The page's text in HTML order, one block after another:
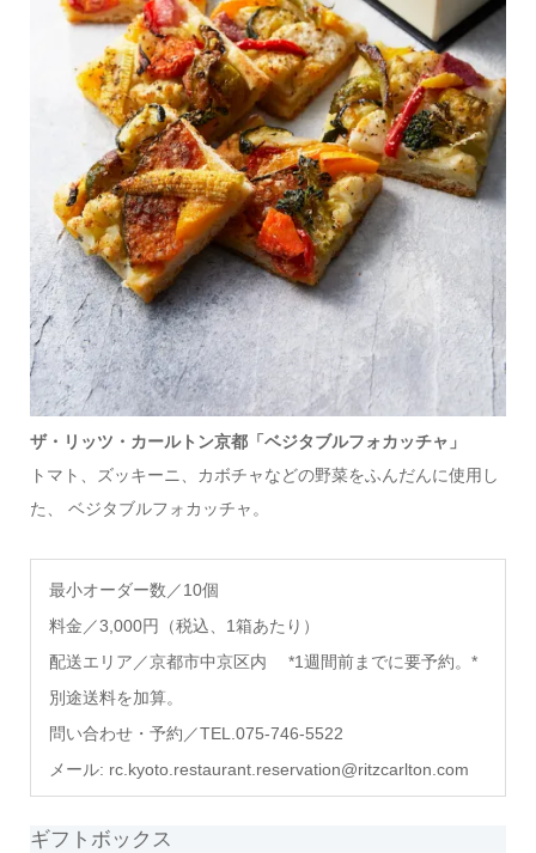
ザ・リッツ・カールトン京都「ベジタブルフォカッチャ」
トマト、ズッキーニ、カボチャなどの野菜をふんだんに使用し
た、 ベジタブルフォカッチャ。
最小オーダー数／10個
料金／3,000円（税込、1箱あたり）
配送エリア／京都市中京区内 *1週間前までに要予約。*
別途送料を加算。
問い合わせ・予約／TEL.075-746-5522
メール: rc.kyoto.restaurant.reservation@ritzcarlton.com
ギフトボックス